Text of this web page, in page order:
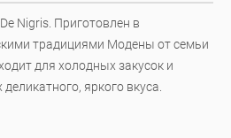
Nigris. Приготовлен в
традициями Модены от семьи
для холодных закусок и
яркого вкуса.